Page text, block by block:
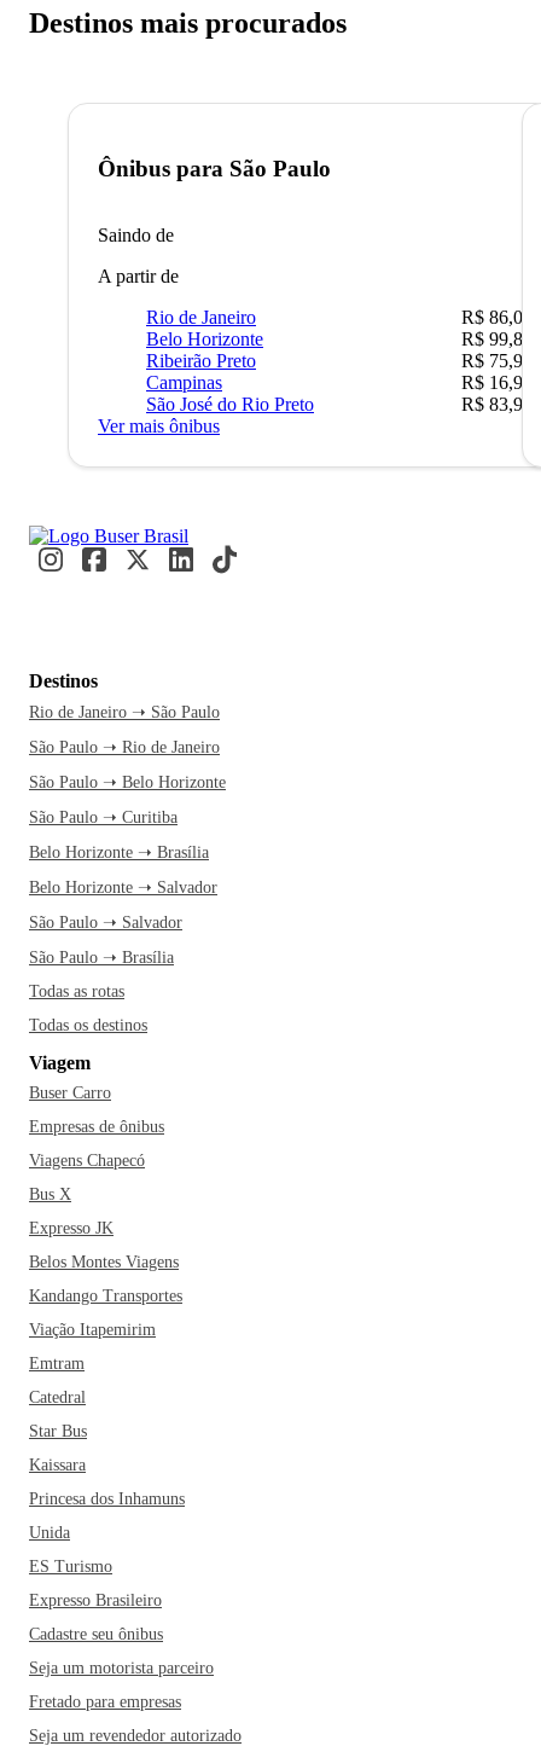
Destinos mais procurados
Ônibus para São Paulo
Saindo de
A partir de
Rio de Janeiro
R$ 86,00
Belo Horizonte
R$ 99,89
Ribeirão Preto
R$ 75,90
Campinas
R$ 16,90
São José do Rio Preto
R$ 83,90
Ver mais ônibus
Destinos
Rio de Janeiro ➝ São Paulo
São Paulo ➝ Rio de Janeiro
São Paulo ➝ Belo Horizonte
São Paulo ➝ Curitiba
Belo Horizonte ➝ Brasília
Belo Horizonte ➝ Salvador
São Paulo ➝ Salvador
São Paulo ➝ Brasília
Todas as rotas
Todas os destinos
Viagem
Buser Carro
Empresas de ônibus
Viagens Chapecó
Bus X
Expresso JK
Belos Montes Viagens
Kandango Transportes
Viação Itapemirim
Emtram
Catedral
Star Bus
Kaissara
Princesa dos Inhamuns
Unida
ES Turismo
Expresso Brasileiro
Cadastre seu ônibus
Seja um motorista parceiro
Fretado para empresas
Seja um revendedor autorizado